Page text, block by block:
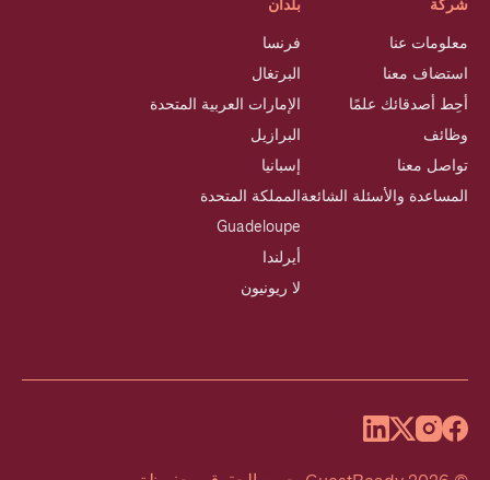
شركة
معلومات عنا
استضاف معنا
أحِط أصدقائك علمًا
وظائف
تواصل معنا
المساعدة والأسئلة الشائعة
بلدان
فرنسا
البرتغال
الإمارات العربية المتحدة
البرازيل
إسبانيا
المملكة المتحدة
Guadeloupe
أيرلندا
لا ريونيون